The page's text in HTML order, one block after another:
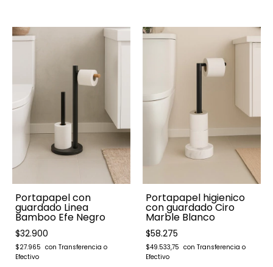
Portapapel con
guardado Linea
Bamboo Efe Negro
$32.900
$27.965
Portapapel higienico
con guardado Ciro
Marble Blanco
$58.275
$49.533,75